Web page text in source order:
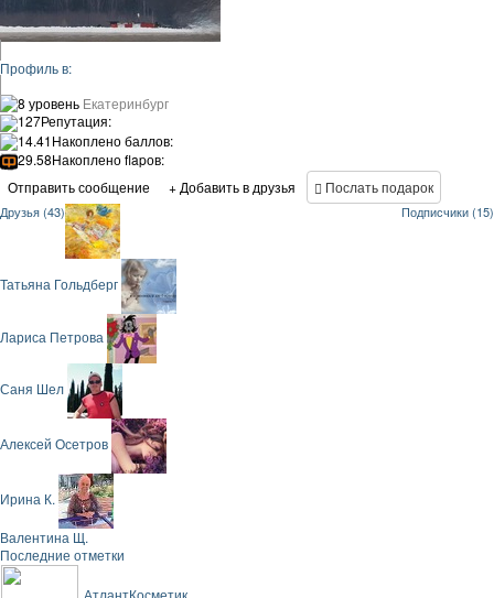
Профиль в:
8 уровень Екатеринбург
127Репутация:
14.41Накоплено баллов:
29.58Накоплено flapов:
Отправить сообщение
+ Добавить в друзья Послать подарок
Друзья (43) Подписчики (15)
Татьяна Гольдберг
Лариса Петрова
Саня Шел
Алексей Осетров
Ирина К.
Валентина Щ.
Последние отметки